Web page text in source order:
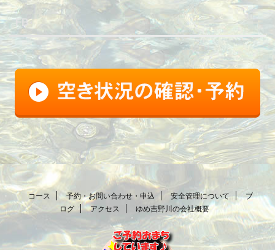
FB
コース 予約・お問い合わせ・申込 安全管理について
ブ
ログ
アクセス ゆめ吉野川の会社概要